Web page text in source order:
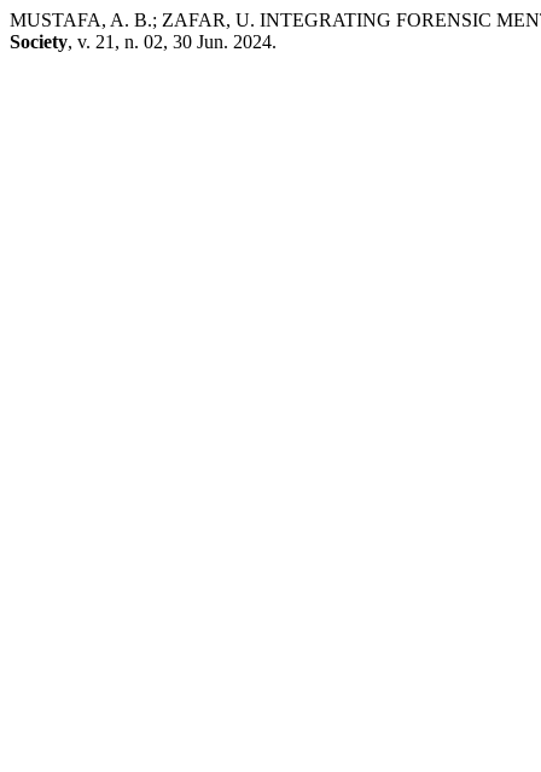
MUSTAFA, A. B.; ZAFAR, U. INTEGRATING FORENSIC
Society, v. 21, n. 02, 30 Jun. 2024.